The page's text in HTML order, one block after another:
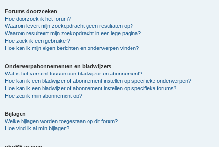
Forums doorzoeken
Hoe doorzoek ik het forum?
Waarom levert mijn zoekopdracht geen resultaten op?
Waarom resulteert mijn zoekopdracht in een lege pagina?
Hoe zoek ik een gebruiker?
Hoe kan ik mijn eigen berichten en onderwerpen vinden?
Onderwerpabonnementen en bladwijzers
Wat is het verschil tussen een bladwijzer en abonnement?
Hoe kan ik een bladwijzer of abonnement instellen op specifieke onderwerpen?
Hoe kan ik een bladwijzer of abonnement instellen op specifieke forums?
Hoe zeg ik mijn abonnement op?
Bijlagen
Welke bijlagen worden toegestaan op dit forum?
Hoe vind ik al mijn bijlagen?